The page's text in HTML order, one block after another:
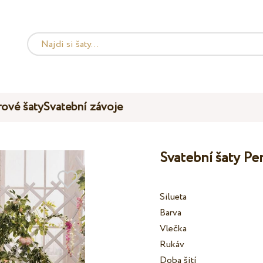
šatySvatební závoje
Svatební šaty
Silueta
Barva
Vlečka
Rukáv